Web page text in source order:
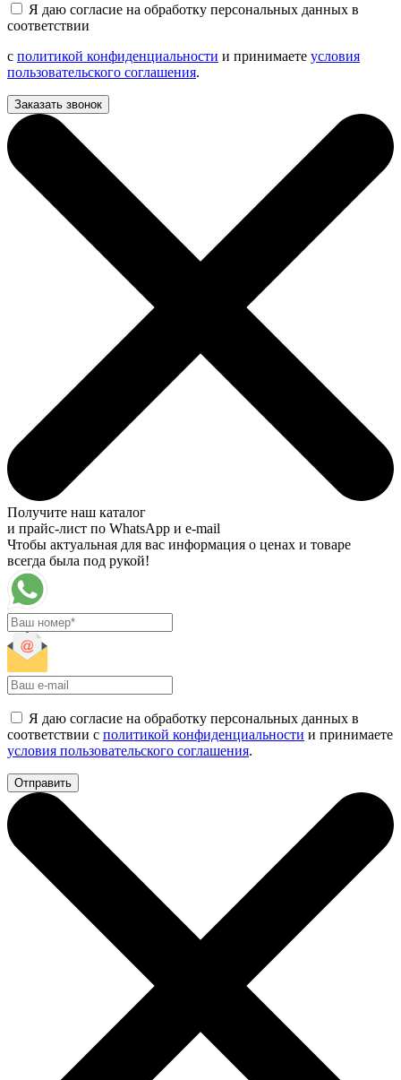
Я даю согласие на обработку персональных данных в
соответствии
с политикой конфиденциальности и принимаете условия
пользовательского соглашения.
Заказать звонок
Получите наш каталог
и прайс-лист по WhatsApp и e-mail
Чтобы актуальная для вас информация о ценах и товаре
всегда была под рукой!
Я даю согласие на обработку персональных данных в
соответствии с политикой конфиденциальности и принимаете
условия пользовательского соглашения.